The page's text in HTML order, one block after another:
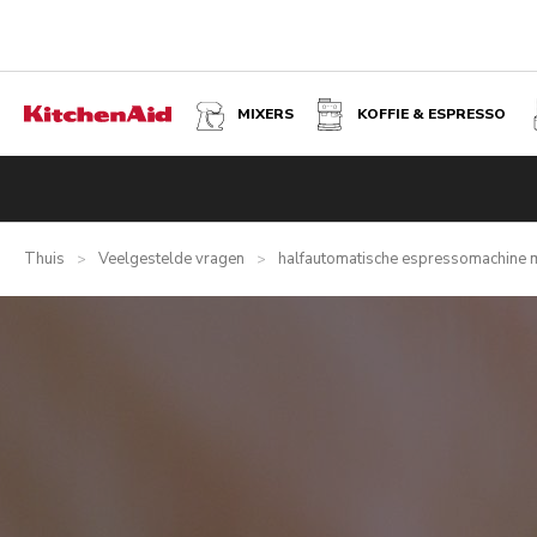
MIXERS KOFFIE & ESPRESSO
Thuis > Veelgestelde vragen > halfautomatische espressomachine